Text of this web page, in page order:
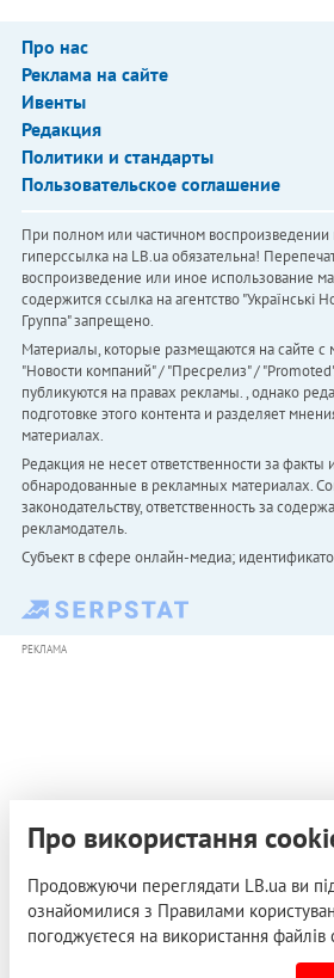
Про нас
Реклама на сайте
Ивенты
Редакция
Политики и стандарты
Пользовательское соглашение
При полном или частичном воспроизведении
гиперссылка на LB.ua обязательна!
воспроизведение или иное использование
содержится ссылка на агентство "Українськi
Группа" запрещено.
Материалы, которые размещаются на сайте с
"Новости компаний" / "Пресрелиз" /
публикуются на правах рекламы. , однако
подготовке этого контента и разделяет
материалах.
Редакция не несет ответственности за
обнародованные в рекламных материалах.
законодательству, ответственность за
рекламодатель.
Субъект в сфере онлайн-медиа;
РЕКЛАМА
Про використання
Продовжуючи переглядати LB.ua ви
ознайомилися з Правилами
погоджуєтеся на використання файлів